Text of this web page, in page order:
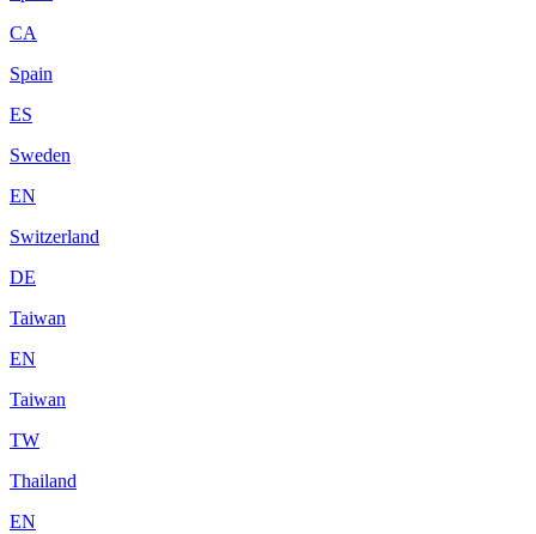
CA
Spain
ES
Sweden
EN
Switzerland
DE
Taiwan
EN
Taiwan
TW
Thailand
EN